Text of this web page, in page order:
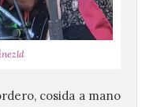
cosida a mano